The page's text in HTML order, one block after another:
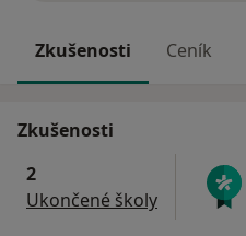
Zkušenosti Ceník
Zkušenosti
2
Ukončené školy